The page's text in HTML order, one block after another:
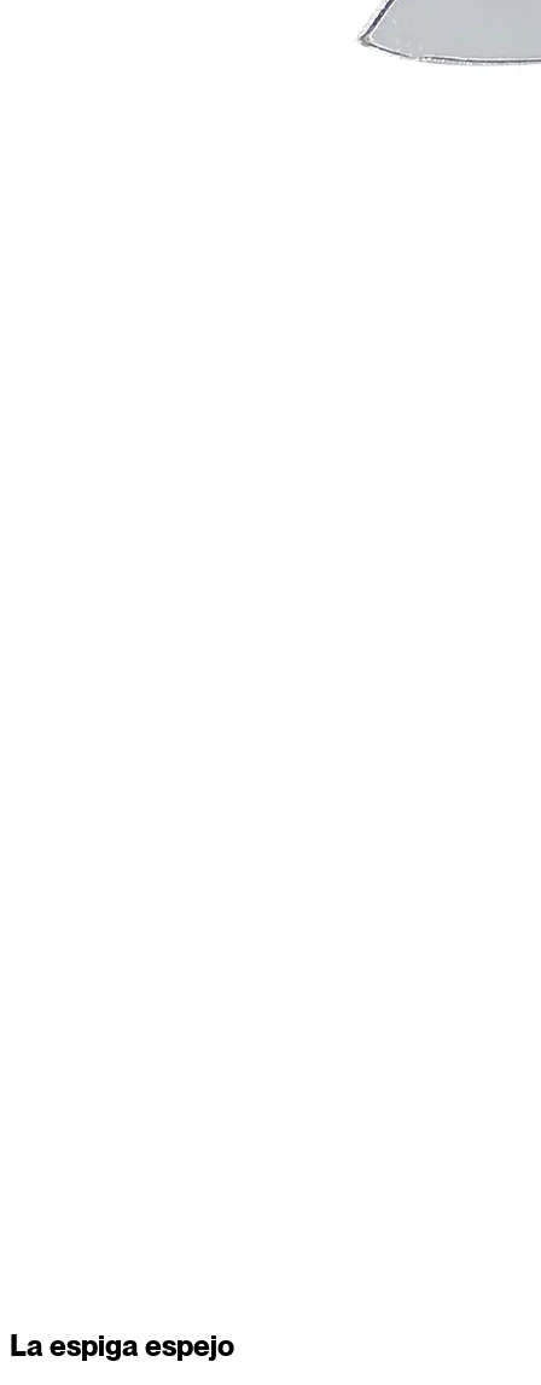
La espiga espejo